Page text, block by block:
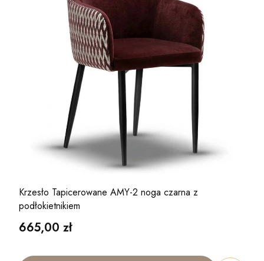
Krzesło Tapicerowane AMY-2 noga czarna z
podłokietnikiem
Cena
665,00 zł